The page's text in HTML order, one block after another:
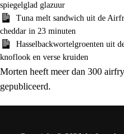
spiegelglad glazuur
Tuna melt sandwich uit de
cheddar in 23 minuten
Hasselbackwortelgroenten uit
knoflook en verse kruiden
Morten heeft meer dan 300
gepubliceerd.